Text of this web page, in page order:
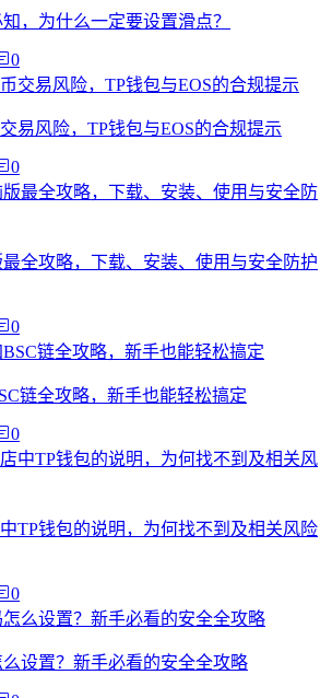
，为什么一定要设置滑点？
0
易风险，TP钱包与EOS的合规提示
0
全攻略，下载、安装、使用与安全防护
0
链全攻略，新手也能轻松搞定
0
TP钱包的说明，为何找不到及相关风险
0
设置？新手必看的安全全攻略